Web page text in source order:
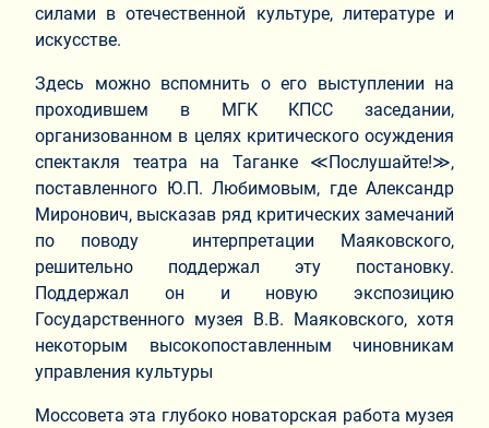
силами в отечественной культуре, литературе и
искусстве.
Здесь можно вспомнить о его выступлении на
проходившем в МГК КПСС заседании,
организованном в целях критического осуждения
спектакля театра на Таганке ≪Послушайте!≫,
поставленного Ю.П. Любимовым, где Александр
Миронович, высказав ряд критических замечаний
по поводу интерпретации Маяковского,
решительно поддержал эту постановку.
Поддержал он и новую экспозицию
Государственного музея В.В. Маяковского, хотя
некоторым высокопоставленным чиновникам
управления культуры
Моссовета эта глубоко новаторская работа музея